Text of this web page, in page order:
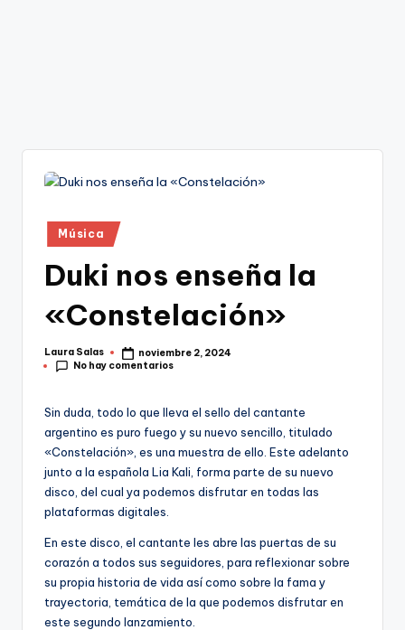
Publicado
en
Música
Duki nos enseña la
«Constelación»
Publicado
por
Laura Salas
noviembre 2, 2024
No hay comentarios
Sin duda, todo lo que lleva el sello del cantante
argentino es puro fuego y su nuevo sencillo, titulado
«Constelación», es una muestra de ello. Este adelanto
junto a la española Lia Kali, forma parte de su nuevo
disco, del cual ya podemos disfrutar en todas las
plataformas digitales.
En este disco, el cantante les abre las puertas de su
corazón a todos sus seguidores, para reflexionar sobre
su propia historia de vida así como sobre la fama y
trayectoria, temática de la que podemos disfrutar en
este segundo lanzamiento.